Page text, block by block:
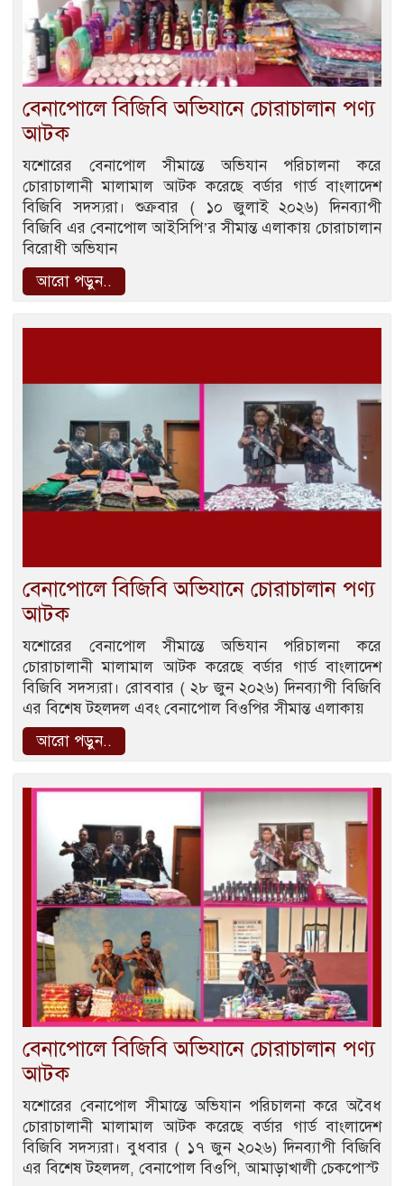
বেনাপোলে বিজিবি অভিযানে চোরাচালান পণ্য
আটক
যশোরের বেনাপোল সীমান্তে অভিযান পরিচালনা করে
চোরাচালানী মালামাল আটক করেছে বর্ডার গার্ড বাংলাদেশ
বিজিবি সদস্যরা। শুক্রবার ( ১০ জুলাই ২০২৬) দিনব্যাপী
বিজিবি এর বেনাপোল আইসিপি’র সীমান্ত এলাকায় চোরাচালান
বিরোধী অভিযান
আরো পড়ুন..
বেনাপোলে বিজিবি অভিযানে চোরাচালান পণ্য
আটক
যশোরের বেনাপোল সীমান্তে অভিযান পরিচালনা করে
চোরাচালানী মালামাল আটক করেছে বর্ডার গার্ড বাংলাদেশ
বিজিবি সদস্যরা। রোববার ( ২৮ জুন ২০২৬) দিনব্যাপী বিজিবি
এর বিশেষ টহলদল এবং বেনাপোল বিওপির সীমান্ত এলাকায়
আরো পড়ুন..
বেনাপোলে বিজিবি অভিযানে চোরাচালান পণ্য
আটক
যশোরের বেনাপোল সীমান্তে অভিযান পরিচালনা করে অবৈধ
চোরাচালানী মালামাল আটক করেছে বর্ডার গার্ড বাংলাদেশ
বিজিবি সদস্যরা। বুধবার ( ১৭ জুন ২০২৬) দিনব্যাপী বিজিবি
এর বিশেষ টহলদল, বেনাপোল বিওপি, আমাড়াখালী চেকপোস্ট